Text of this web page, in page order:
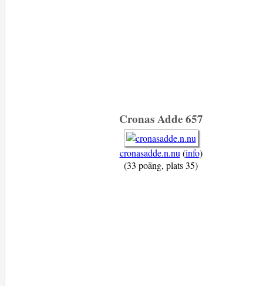
Cronas Adde 657
cronasadde.n.nu (info)
(33 poäng, plats 35)